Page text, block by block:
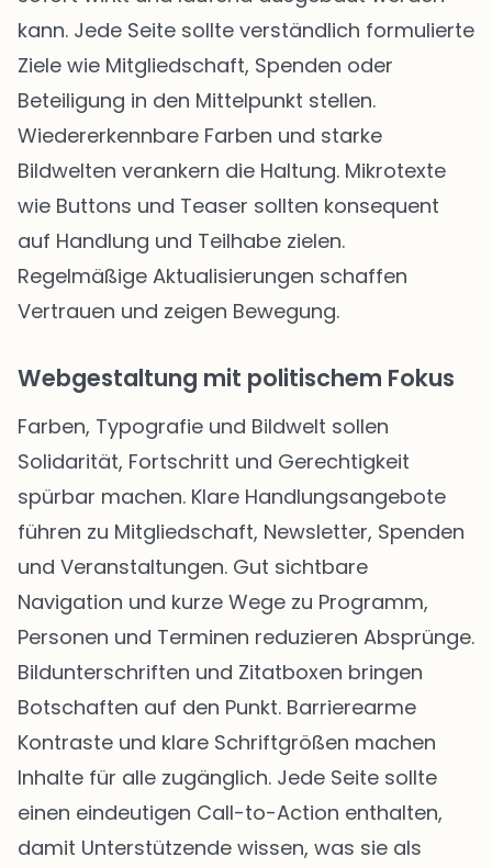
kann. Jede Seite sollte verständlich formulierte
Ziele wie Mitgliedschaft, Spenden oder
Beteiligung in den Mittelpunkt stellen.
Wiedererkennbare Farben und starke
Bildwelten verankern die Haltung. Mikrotexte
wie Buttons und Teaser sollten konsequent
auf Handlung und Teilhabe zielen.
Regelmäßige Aktualisierungen schaffen
Vertrauen und zeigen Bewegung.
Webgestaltung mit politischem Fokus
Farben, Typografie und Bildwelt sollen
Solidarität, Fortschritt und Gerechtigkeit
spürbar machen. Klare Handlungsangebote
führen zu Mitgliedschaft, Newsletter, Spenden
und Veranstaltungen. Gut sichtbare
Navigation und kurze Wege zu Programm,
Personen und Terminen reduzieren Absprünge.
Bildunterschriften und Zitatboxen bringen
Botschaften auf den Punkt. Barrierearme
Kontraste und klare Schriftgrößen machen
Inhalte für alle zugänglich. Jede Seite sollte
einen eindeutigen Call-to-Action enthalten,
damit Unterstützende wissen, was sie als